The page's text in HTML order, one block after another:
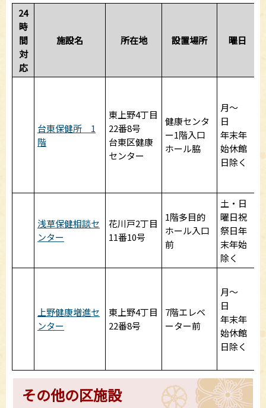
24
時
間
対
応
施設名 所在地 設置場所 曜日
台東保健所 1
階
東上野4丁目
22番8号
台東区健康
センター
健康センタ
ー1階入口
ホール脇
月～
日
年末年
始休館
日除く
浅草保健相談セ
ンター
花川戸2丁目
11番10号
1階多目的
ホール入口
前
土・日
曜日祝
祭日年
末年始
除く
上野健康増進セ
ンター
東上野4丁目
22番8号
7階エレベ
ーター前
月～
日
年末年
始休館
日除く
その他の区施設